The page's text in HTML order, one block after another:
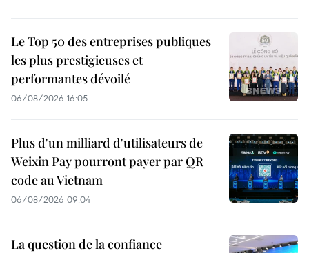
Le Top 50 des entreprises publiques
les plus prestigieuses et
performantes dévoilé
06/08/2026 16:05
Plus d'un milliard d'utilisateurs de
Weixin Pay pourront payer par QR
code au Vietnam
06/08/2026 09:04
La question de la confiance